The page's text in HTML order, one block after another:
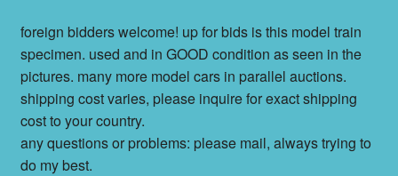
foreign bidders welcome! up for bids is this model train
specimen. used and in GOOD condition as seen in the
pictures. many more model cars in parallel auctions.
shipping cost varies, please inquire for exact shipping
cost to your country.
any questions or problems: please mail, always trying to
do my best.